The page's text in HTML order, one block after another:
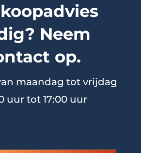
Neem
op.
maandag tot vrijdag
uur tot 17:00 uur